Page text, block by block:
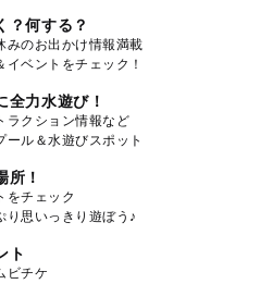
？何する？
みのお出かけ情報満載
イベントをチェック！
全力水遊び！
ラクション情報など
ール＆水遊びスポット
所！
をチェック
り思いっきり遊ぼう♪
ト
ビチケ